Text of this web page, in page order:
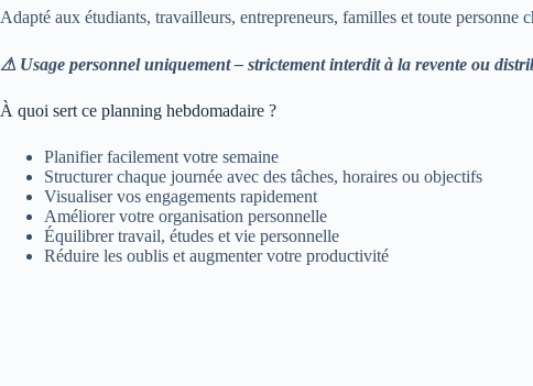
Adapté aux étudiants, travailleurs, entrepreneurs, familles et toute
⚠ Usage personnel uniquement – strictement interdit à la revente ou
À quoi sert ce planning hebdomadaire ?
Planifier facilement votre semaine
Structurer chaque journée avec des tâches, horaires ou objectifs
Visualiser vos engagements rapidement
Améliorer votre organisation personnelle
Équilibrer travail, études et vie personnelle
Réduire les oublis et augmenter votre productivité